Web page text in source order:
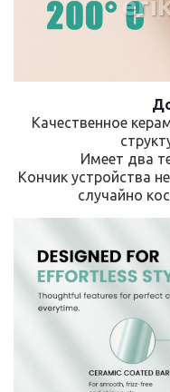
Качественное
Имеет два
Кончик устройства
случайно